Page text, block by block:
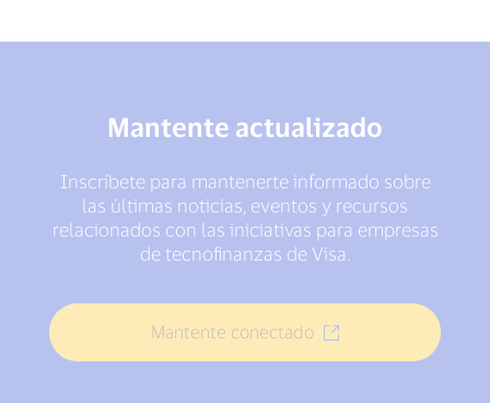
Mantente actualizado
Inscríbete para mantenerte informado sobre
las últimas noticias, eventos y recursos
relacionados con las iniciativas para empresas
de tecnofinanzas de Visa.
Mantente conectado